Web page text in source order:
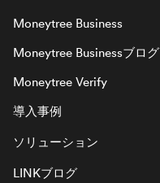
Moneytree Business
Moneytree Businessブログ
Moneytree Verify
導入事例
ソリューション
LINKブログ